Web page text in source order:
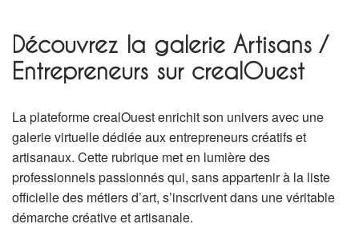
Découvrez la galerie Artisans /
Entrepreneurs sur crealOuest
La plateforme crealOuest enrichit son univers avec une
galerie virtuelle dédiée aux entrepreneurs créatifs et
artisanaux. Cette rubrique met en lumière des
professionnels passionnés qui, sans appartenir à la liste
officielle des métiers d’art, s’inscrivent dans une véritable
démarche créative et artisanale.